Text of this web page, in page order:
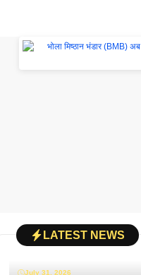
LATEST NEWS
July 31, 2026